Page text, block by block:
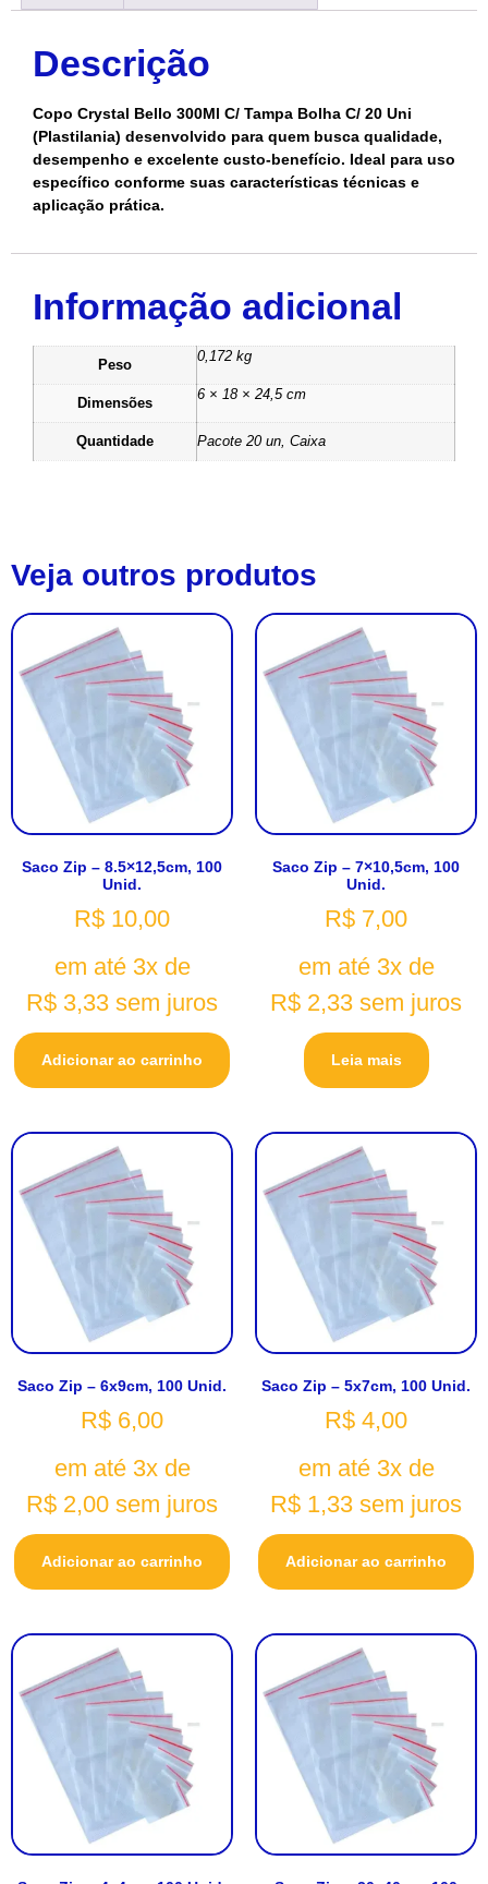
Descrição
Copo Crystal Bello 300Ml C/ Tampa Bolha C/ 20 Uni
(Plastilania) desenvolvido para quem busca qualidade,
desempenho e excelente custo-benefício. Ideal para uso
específico conforme suas características técnicas e
aplicação prática.
Informação adicional
Peso
0,172 kg
Dimensões
6 × 18 × 24,5 cm
Quantidade Pacote 20 un, Caixa
Veja outros produtos
Saco Zip – 8.5×12,5cm, 100
Unid.
R$ 10,00
em até 3x de
R$ 3,33 sem juros
Adicionar ao carrinho
Saco Zip – 7×10,5cm, 100
Unid.
R$ 7,00
em até 3x de
R$ 2,33 sem juros
Leia mais
Saco Zip – 6x9cm, 100 Unid.
R$ 6,00
em até 3x de
R$ 2,00 sem juros
Adicionar ao carrinho
Saco Zip – 5x7cm, 100 Unid.
R$ 4,00
em até 3x de
R$ 1,33 sem juros
Adicionar ao carrinho